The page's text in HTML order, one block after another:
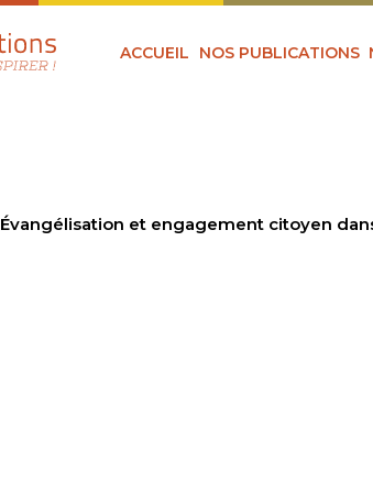
ACCUEIL NOS PUBLICATIONS
Évangélisation et engagement citoyen